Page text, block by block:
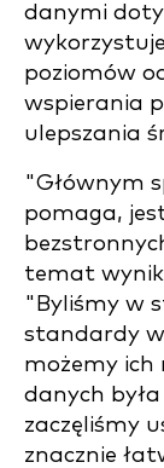
danymi
poziomów
wspierania
ulepszania
"Głównym
pomaga,
temat
"Byliśmy w
standardy
możemy ich
danych
zaczęliśmy
znacznie